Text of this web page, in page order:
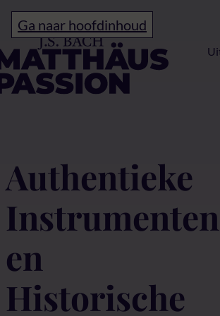
Ga naar hoofdinhoud
Authentieke
Instrumenten
en
Historische